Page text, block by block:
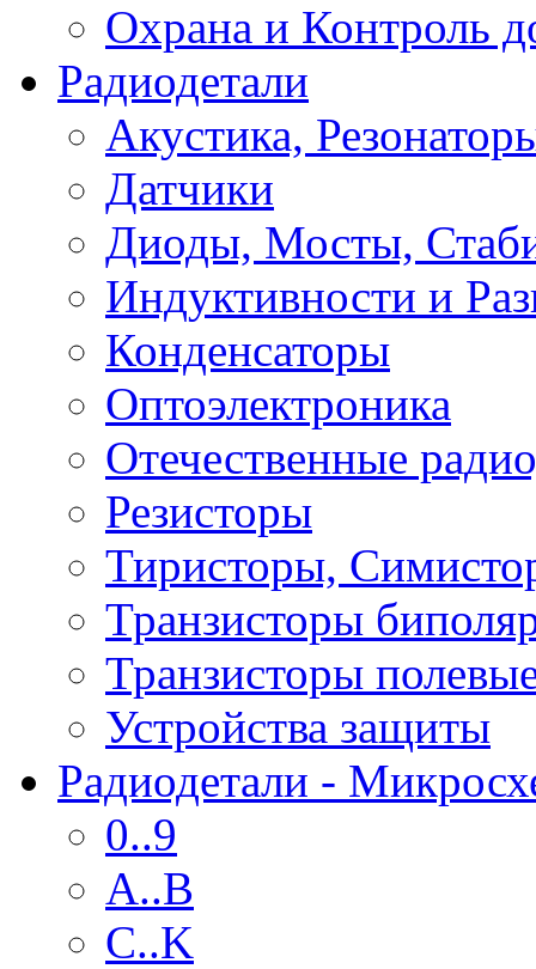
Охрана и Контроль
Радиодетали
Акустика,
Датчики
Диоды, Мосты,
Индуктивности и
Конденсаторы
Оптоэлектроника
Отечественные
Резисторы
Тиристоры,
Транзисторы
Транзисторы
Устройства защиты
Радиодетали -
0..9
A..B
C..K